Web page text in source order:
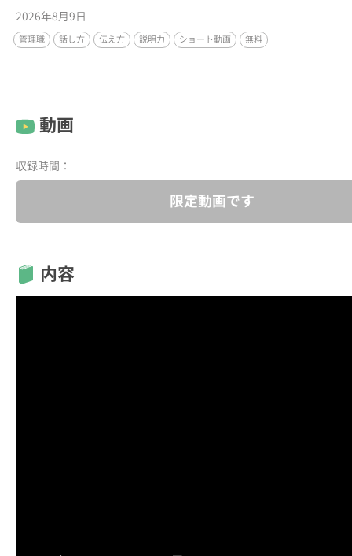
2026年8月9日
管理職 話し方 伝え方 説明力 ショート動画 無料
動画
収録時間：
限定動画です
内容